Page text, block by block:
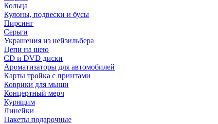
Кольца
Кулоны, подвески и бусы
Пирсинг
Серьги
Украшения из нейзильбера
Цепи на шею
CD и DVD диски
Ароматизаторы для автомобилей
Карты тройка с принтами
Коврики для мыши
Концертный мерч
Курящим
Линейки
Пакеты подарочные